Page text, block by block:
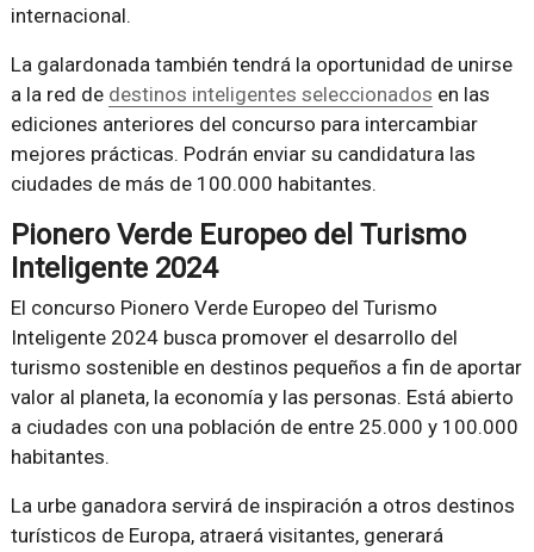
internacional.
La galardonada también tendrá la oportunidad de unirse
a la red de destinos inteligentes seleccionados en las
ediciones anteriores del concurso para intercambiar
mejores prácticas. Podrán enviar su candidatura las
ciudades de más de 100.000 habitantes.
Pionero Verde Europeo del Turismo
Inteligente 2024
El concurso Pionero Verde Europeo del Turismo
Inteligente 2024 busca promover el desarrollo del
turismo sostenible en destinos pequeños a fin de aportar
valor al planeta, la economía y las personas. Está abierto
a ciudades con una población de entre 25.000 y 100.000
habitantes.
La urbe ganadora servirá de inspiración a otros destinos
turísticos de Europa, atraerá visitantes, generará